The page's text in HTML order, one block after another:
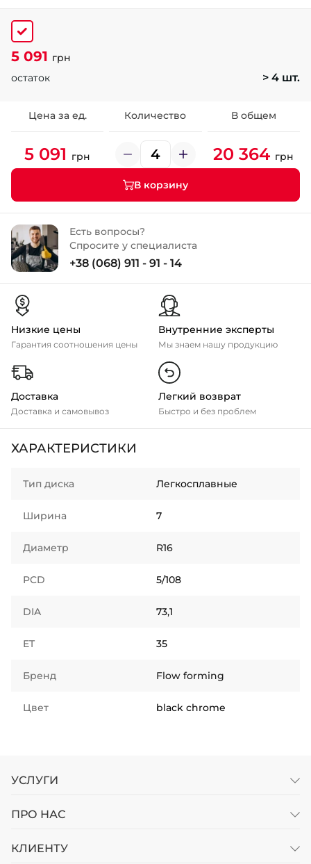
5 091 грн
остаток
> 4 шт.
Цена за ед. Количество В общем
5 091 грн 20 364 грн
В корзину
Есть вопросы?
Спросите у специалиста
+38 (068) 911 - 91 - 14
Низкие цены
Гарантия соотношения цены
Внутренние эксперты
Мы знаем нашу продукцию
Доставка
Доставка и самовывоз
Легкий возврат
Быстро и без проблем
ХАРАКТЕРИСТИКИ
Тип диска Легкосплавные
Ширина 7
Диаметр R16
PCD 5/108
DIA 73,1
ET 35
Бренд Flow forming
Цвет black chrome
УСЛУГИ
ПРО НАС
КЛИЕНТУ